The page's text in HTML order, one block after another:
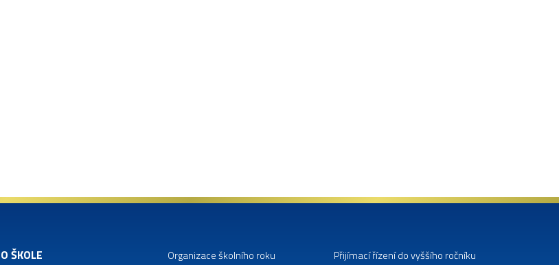
O ŠKOLE
Organizace školního roku
Přijímací řízení do vyššího ročníku